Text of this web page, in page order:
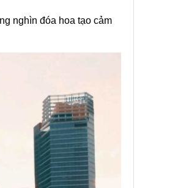
nghìn đóa hoa tạo cảm